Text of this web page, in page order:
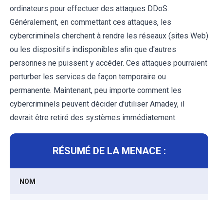
ordinateurs pour effectuer des attaques DDoS.
Généralement, en commettant ces attaques, les
cybercriminels cherchent à rendre les réseaux (sites Web)
ou les dispositifs indisponibles afin que d'autres
personnes ne puissent y accéder. Ces attaques pourraient
perturber les services de façon temporaire ou
permanente. Maintenant, peu importe comment les
cybercriminels peuvent décider d'utiliser Amadey, il
devrait être retiré des systèmes immédiatement.
RÉSUMÉ DE LA MENACE :
NOM